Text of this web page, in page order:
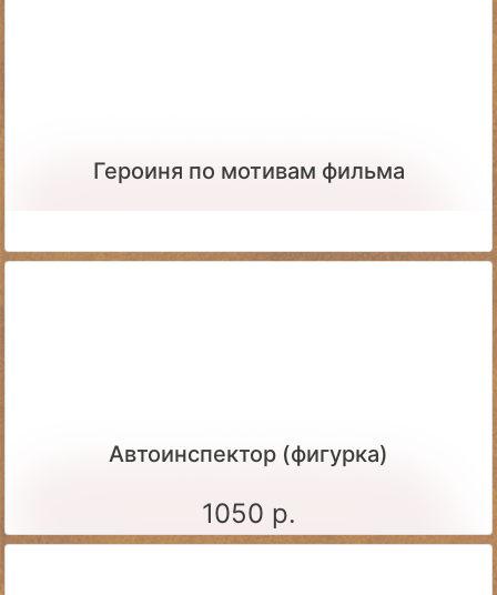
Героиня по мотивам фильма
Автоинспектор (фигурка)
1050 р.